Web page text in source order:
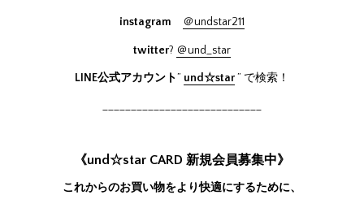
instagram ＠undstar211
twitter? ＠und_star
LINE公式アカウント” und☆star” で検索！
《und☆star CARD 新規会員募集中》
これからのお買い物をより快適にするために、